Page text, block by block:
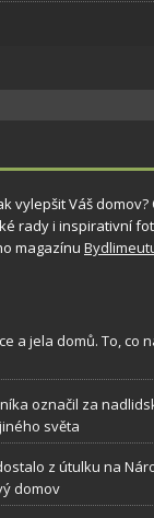
vylepšit Váš
rady i inspirativní
magazínu
a jela domů. To, co
označil za
světa
z útulku na
domov